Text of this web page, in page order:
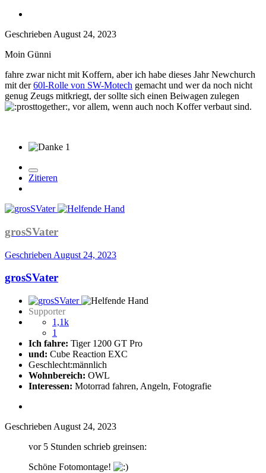
Geschrieben August 24, 2023
Moin Günni
fahre zwar nicht mit Koffern, aber ich habe dieses Jahr Newchurch
mit der60l-Rolle von SW-Motech gemacht und wer da noch nicht
genug Zeugs mitkriegt, der sollte sich einen Beiwagen zulegen
, vor allem, wenn auch noch Koffer verbaut sind.
1
Zitieren
grosSVater
Geschrieben August 24, 2023
grosSVater
Supporter
1,1k
1
Ich fahre: Tiger 1200 GT Pro
und: Cube Reaction EXC
Geschlecht:männlich
Wohnbereich: OWL
Interessen: Motorrad fahren, Angeln, Fotografie
Geschrieben August 24, 2023
vor 5 Stunden schrieb greinsen:
Schöne Fotomontage!